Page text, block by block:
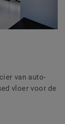
van auto-
vloer voor de